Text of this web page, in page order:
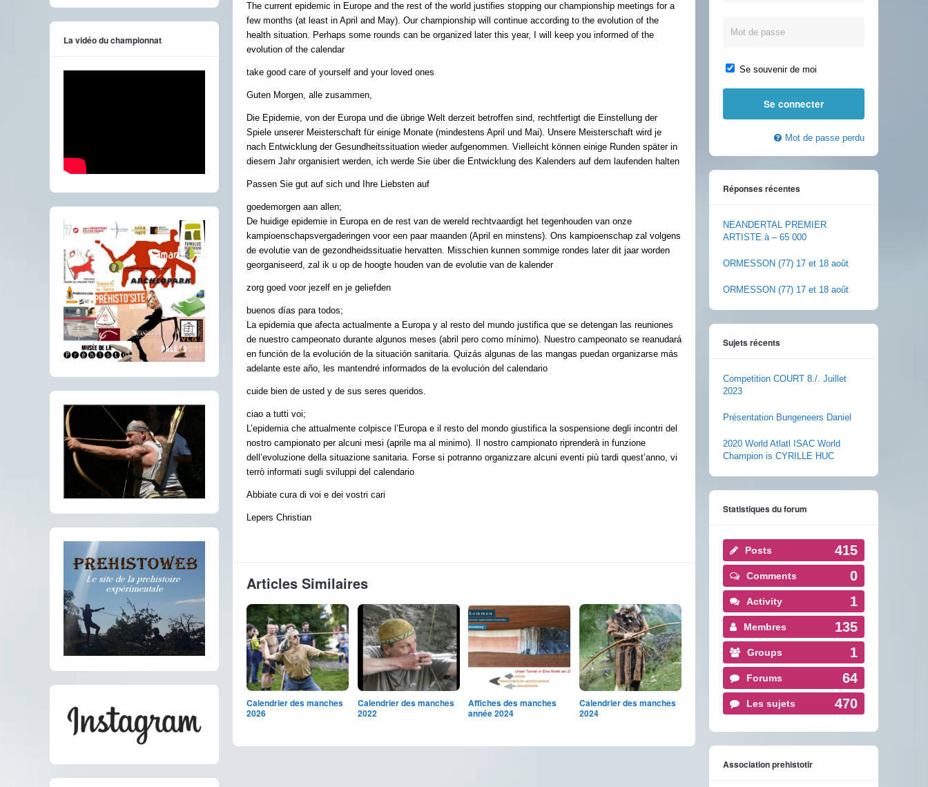
The current epidemic in Europe and the rest of the world justifies stopping our championship meetings for a
few months (at least in April and May). Our championship will continue according to the evolution of the
health situation. Perhaps some rounds can be organized later this year, I will keep you informed of the
evolution of the calendar
take good care of yourself and your loved ones
Guten Morgen, alle zusammen,
Die Epidemie, von der Europa und die übrige Welt derzeit betroffen sind, rechtfertigt die Einstellung der
Spiele unserer Meisterschaft für einige Monate (mindestens April und Mai). Unsere Meisterschaft wird je
nach Entwicklung der Gesundheitssituation wieder aufgenommen. Vielleicht können einige Runden später in
diesem Jahr organisiert werden, ich werde Sie über die Entwicklung des Kalenders auf dem laufenden halten
Passen Sie gut auf sich und Ihre Liebsten auf
goedemorgen aan allen;
De huidige epidemie in Europa en de rest van de wereld rechtvaardigt het tegenhouden van onze
kampioenschapsvergaderingen voor een paar maanden (April en minstens). Ons kampioenschap zal volgens
de evolutie van de gezondheidssituatie hervatten. Misschien kunnen sommige rondes later dit jaar worden
georganiseerd, zal ik u op de hoogte houden van de evolutie van de kalender
zorg goed voor jezelf en je geliefden
buenos días para todos;
La epidemia que afecta actualmente a Europa y al resto del mundo justifica que se detengan las reuniones
de nuestro campeonato durante algunos meses (abril pero como mínimo). Nuestro campeonato se reanudará
en función de la evolución de la situación sanitaria. Quizás algunas de las mangas puedan organizarse más
adelante este año, les mantendré informados de la evolución del calendario
cuide bien de usted y de sus seres queridos.
ciao a tutti voi;
L’epidemia che attualmente colpisce l’Europa e il resto del mondo giustifica la sospensione degli incontri del
nostro campionato per alcuni mesi (aprile ma al minimo). Il nostro campionato riprenderà in funzione
dell’evoluzione della situazione sanitaria. Forse si potranno organizzare alcuni eventi più tardi quest’anno, vi
terrò informati sugli sviluppi del calendario
Abbiate cura di voi e dei vostri cari
Lepers Christian
Articles Similaires
Calendrier des manches
2026
Calendrier des manches
2022
Affiches des manches
année 2024
Calendrier des manches
2024
La vidéo du championnat
Se souvenir de moi
Mot de passe perdu
Réponses récentes
NEANDERTAL PREMIER
ARTISTE à – 65 000
ORMESSON (77) 17 et 18 août
ORMESSON (77) 17 et 18 août
Sujets récents
Competition COURT 8./. Juillet
2023
Présentation Bungeneers Daniel
2020 World Atlatl ISAC World
Champion is CYRILLE HUC
Statistiques du forum
Posts 415
Comments 0
Activity 1
Membres 135
Groups 1
Forums 64
Les sujets 470
Association prehistotir